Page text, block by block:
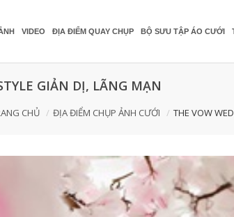
VIDEO ĐỊA ĐIỂM QUAY CHỤP BỘ SƯU TẬP ÁO CƯỚI
GIẢN DỊ, LÃNG MẠN
CHỦ ĐỊA ĐIỂM CHỤP ẢNH CƯỚI THE VOW